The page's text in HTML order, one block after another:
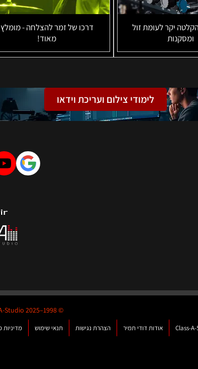
הקלטה יקר לעומת זול
ומסקנות
דרכו של זמר להצלחה - מומלץ
מאוד!
לימודי צילום ועריכת וידאו
© 1998–2025 Class-A-Studio / דודי תמיר – כל הזכויות שמורות
Class- אודות דודי תמיר הצהרת נגישות תנאי שימוש מדיניות